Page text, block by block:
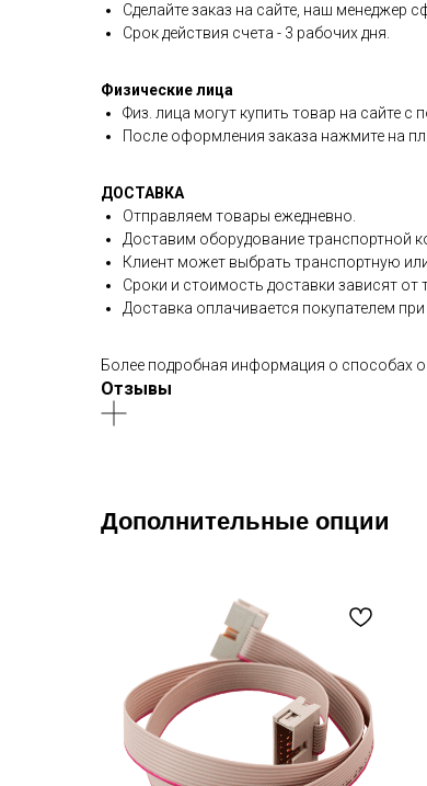
Сделайте заказ на сайте, наш менеджер
Срок действия счета - 3 рабочих дня.
Физические лица
Физ. лица могут купить товар на сайте
После оформления заказа нажмите на
ДОСТАВКА
Отправляем товары ежедневно.
Доставим оборудование транспортной
Клиент может выбрать транспортную
Сроки и стоимость доставки зависят от
Доставка оплачивается покупателем
Более подробная информация о способах
Отзывы
Дополнительные опции